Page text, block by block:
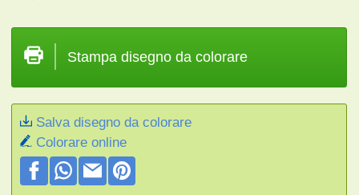
Stampa disegno da colorare
Salva disegno da colorare
Colorare online